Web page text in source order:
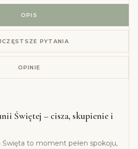
OPIS
PYTANIA
OPINIE
Świętej – cisza, skupienie i
Święta to moment pełen spokoju,